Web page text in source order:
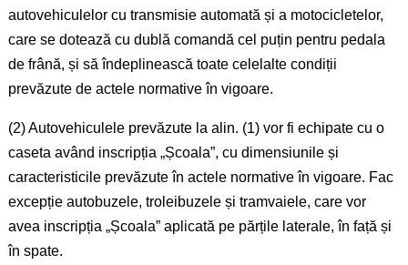
autovehiculelor cu transmisie automată și a motocicletelor,
care se dotează cu dublă comandă cel puțin pentru pedala
de frână, și să îndeplinească toate celelalte condiții
prevăzute de actele normative în vigoare.
(2) Autovehiculele prevăzute la alin. (1) vor fi echipate cu o
caseta având inscripția „Școala”, cu dimensiunile și
caracteristicile prevăzute în actele normative în vigoare. Fac
excepție autobuzele, troleibuzele și tramvaiele, care vor
avea inscripția „Școala” aplicată pe părțile laterale, în față și
în spate.